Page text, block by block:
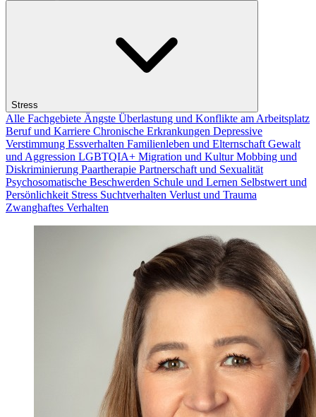
Stress
Alle Fachgebiete Ängste Überlastung und Konflikte am Arbeitsplatz
Beruf und Karriere Chronische Erkrankungen Depressive
Verstimmung Essverhalten Familienleben und Elternschaft Gewalt
und Aggression LGBTQIA+ Migration und KulturMobbing und
Diskriminierung Paartherapie Partnerschaft und Sexualität
Psychosomatische Beschwerden Schule und Lernen Selbstwert und
Persönlichkeit Stress Suchtverhalten Verlust und Trauma
Zwanghaftes Verhalten